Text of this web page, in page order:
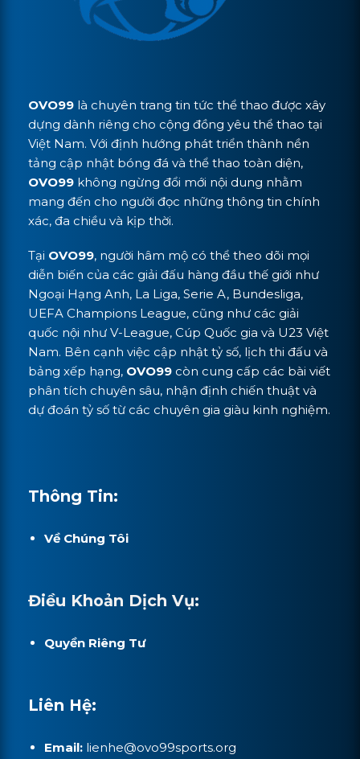
OVO99 là chuyên trang tin tức thể thao được xây
dựng dành riêng cho cộng đồng yêu thể thao tại
Việt Nam. Với định hướng phát triển thành nền
tảng cập nhật bóng đá và thể thao toàn diện,
OVO99 không ngừng đổi mới nội dung nhằm
mang đến cho người đọc những thông tin chính
xác, đa chiều và kịp thời.
Tại OVO99, người hâm mộ có thể theo dõi mọi
diễn biến của các giải đấu hàng đầu thế giới như
Ngoại Hạng Anh, La Liga, Serie A, Bundesliga,
UEFA Champions League, cũng như các giải
quốc nội như V-League, Cúp Quốc gia và U23 Việt
Nam. Bên cạnh việc cập nhật tỷ số, lịch thi đấu và
bảng xếp hạng, OVO99 còn cung cấp các bài viết
phân tích chuyên sâu, nhận định chiến thuật và
dự đoán tỷ số từ các chuyên gia giàu kinh nghiệm.
Thông Tin:
Về Chúng Tôi
Điều Khoản Dịch Vụ:
Quyền Riêng Tư
Liên Hệ:
Email: lienhe@ovo99sports.org